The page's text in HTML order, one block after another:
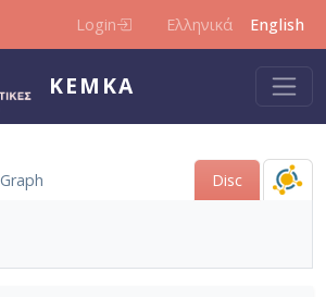
Login Ελληνικά English
KEMKA
Graph Disc